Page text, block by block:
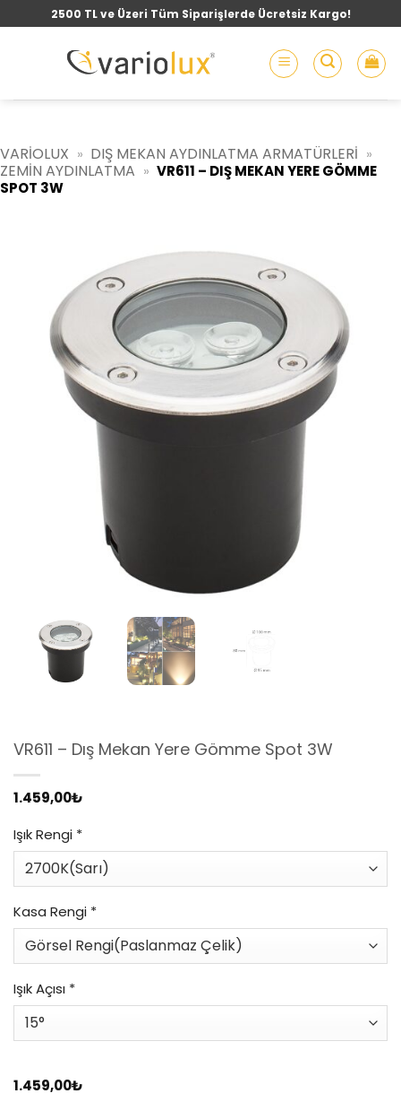
atla
2500 TL ve Üzeri Tüm Siparişlerde Ücretsiz Kargo!
VARIOLUX » DIŞ MEKAN AYDINLATMA ARMATÜRLERI »
ZEMIN AYDINLATMA » VR611 – DIŞ MEKAN YERE GÖMME
SPOT 3W
VR611 – Dış Mekan Yere Gömme Spot 3W
1.459,00₺
Işık Rengi *
Kasa Rengi *
Işık Açısı *
1.459,00₺